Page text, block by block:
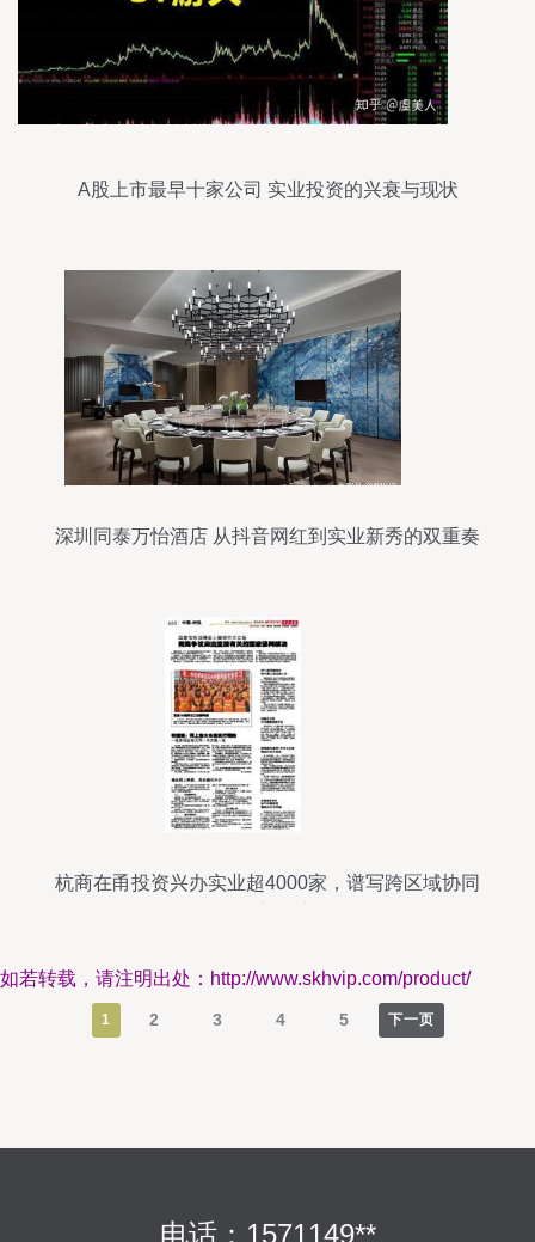
A股上市最早十家公司 实业投资的兴衰与现状
深圳同泰万怡酒店 从抖音网红到实业新秀的双重奏
杭商在甬投资兴办实业超4000家，谱写跨区域协同
如若转载，请注明出处：http://www.skhvip.com/product/
1 2 3 4 5 下一页
电话：1571149**